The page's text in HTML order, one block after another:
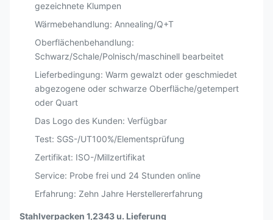
gezeichnete Klumpen
Wärmebehandlung: Annealing/Q+T
Oberflächenbehandlung:
Schwarz/Schale/Polnisch/maschinell bearbeitet
Lieferbedingung: Warm gewalzt oder geschmiedet
abgezogene oder schwarze Oberfläche/getempert
oder Quart
Das Logo des Kunden: Verfügbar
Test: SGS-/UT100%/Elementsprüfung
Zertifikat: ISO-/Millzertifikat
Service: Probe frei und 24 Stunden online
Erfahrung: Zehn Jahre Herstellererfahrung
Stahlverpacken 1,2343 u. Lieferung